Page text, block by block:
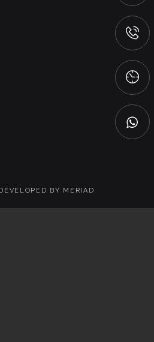
BY MERIAD